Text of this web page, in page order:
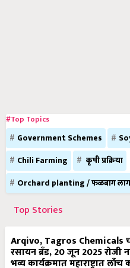
#Top Topics
Government Schemes
Chili Farming
कृषी प्रक्रिया
Orchard planting / फळबाग
Top Stories
Arqivo, Tagros Chemicals
रसायन ब्रँड, 20 जून 2025 रोजी
भव्य कार्यक्रमात महाराष्ट्रात